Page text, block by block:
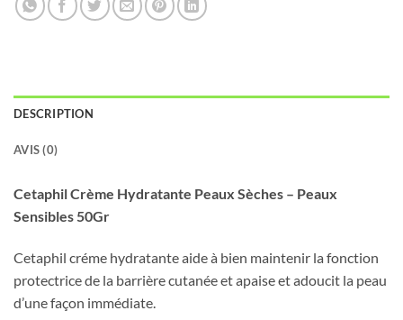
DESCRIPTION
AVIS (0)
Cetaphil Crème Hydratante Peaux Sèches – Peaux
Sensibles 50Gr
Cetaphil créme hydratante aide à bien maintenir la fonction
protectrice de la barrière cutanée et apaise et adoucit la peau
d’une façon immédiate.